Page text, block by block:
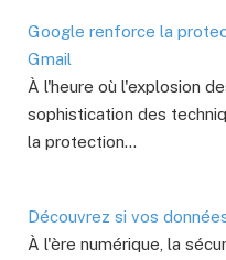
Google renforce la
Gmail
À l'heure où l'explosion
sophistication des
la protection…
Découvrez si vos
À l'ère numérique, la